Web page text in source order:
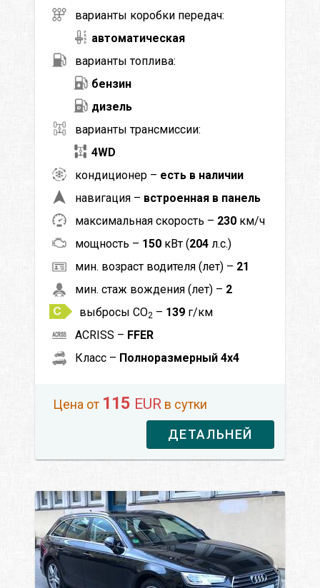
варианты коробки передач:
автоматическая
варианты топлива:
бензин
дизель
варианты трансмиссии:
4WD
кондиционер – есть в наличии
навигация – встроенная в панель
максимальная скорость – 230 км/ч
мощность – 150 кВт (204 л.с.)
мин. возраст водителя (лет) – 21
мин. стаж вождения (лет) – 2
выбросы CO2 – 139 г/км
ACRISS – FFER
Класс – Полноразмерный 4x4
Цена от 115 EUR в сутки
ДЕТАЛЬНЕЙ